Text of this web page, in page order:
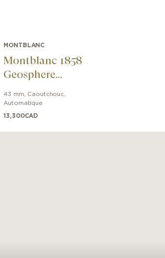
MONTBLANC
Montblanc 1858
Geosphere
Oxygen Limited
Edition
43 mm Caoutchouc
Automatique
13,300CAD